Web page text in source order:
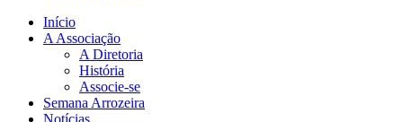
Início
A Associação
A Diretoria
História
Associe-se
Semana Arrozeira
Notícias